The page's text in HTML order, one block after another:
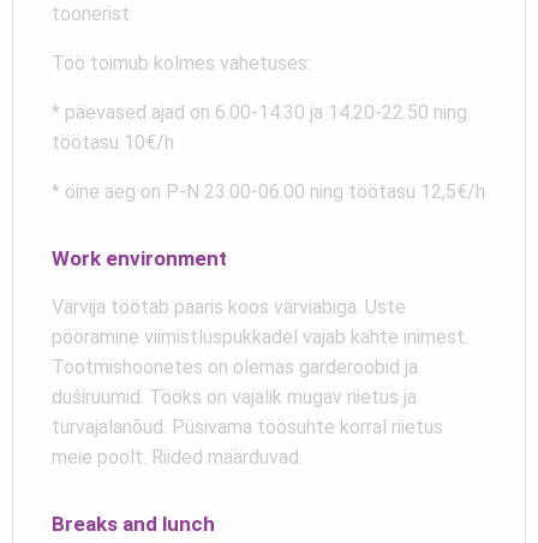
toonerist.
Töö toimub kolmes vahetuses:
* päevased ajad on 6.00-14.30 ja 14.20-22.50 ning
töötasu 10€/h
* öine aeg on P-N 23.00-06.00 ning töötasu 12,5€/h
Work environment
Värvija töötab paaris koos värviabiga. Uste
pööramine viimistluspukkadel vajab kahte inimest.
Tootmishoonetes on olemas garderoobid ja
duširuumid. Tööks on vajalik mugav riietus ja
turvajalanõud. Püsivama töösuhte korral riietus
meie poolt. Riided määrduvad.
Breaks and lunch